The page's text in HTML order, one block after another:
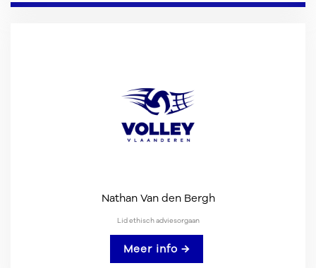
Nathan Van den Bergh
Lid ethisch adviesorgaan
Meer info →